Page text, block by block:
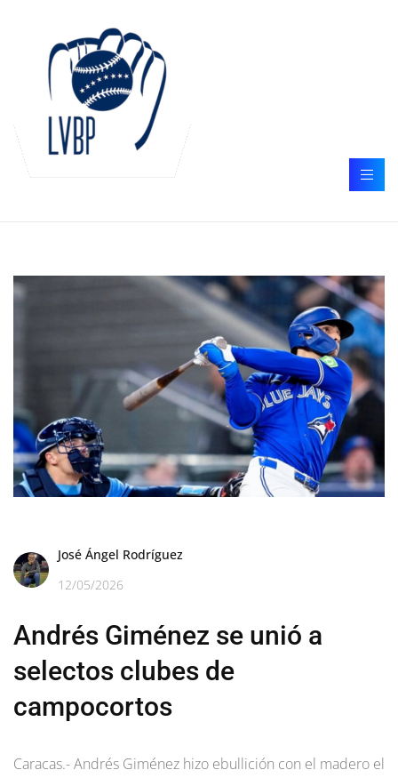
José Ángel Rodríguez
12/05/2026
Andrés Giménez se unió a
selectos clubes de
campocortos
Caracas.- Andrés Giménez hizo ebullición con el madero el